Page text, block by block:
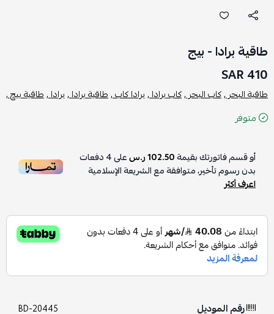
طاقية برادا - بيج
410 SAR
طاقية البحر ,كاب البحر ,كاب برادا ,برادا كاب ,طاقية برادا ,برادا ,طاقية بيج ,
متوفر
أو قسم فاتورتك بقيمة102.50 ر.س على4دفعات
بدون رسوم تأخير، متوافقة مع الشريعة الإسلامية
اعرف أكثر
رقم الموديل BD-20445